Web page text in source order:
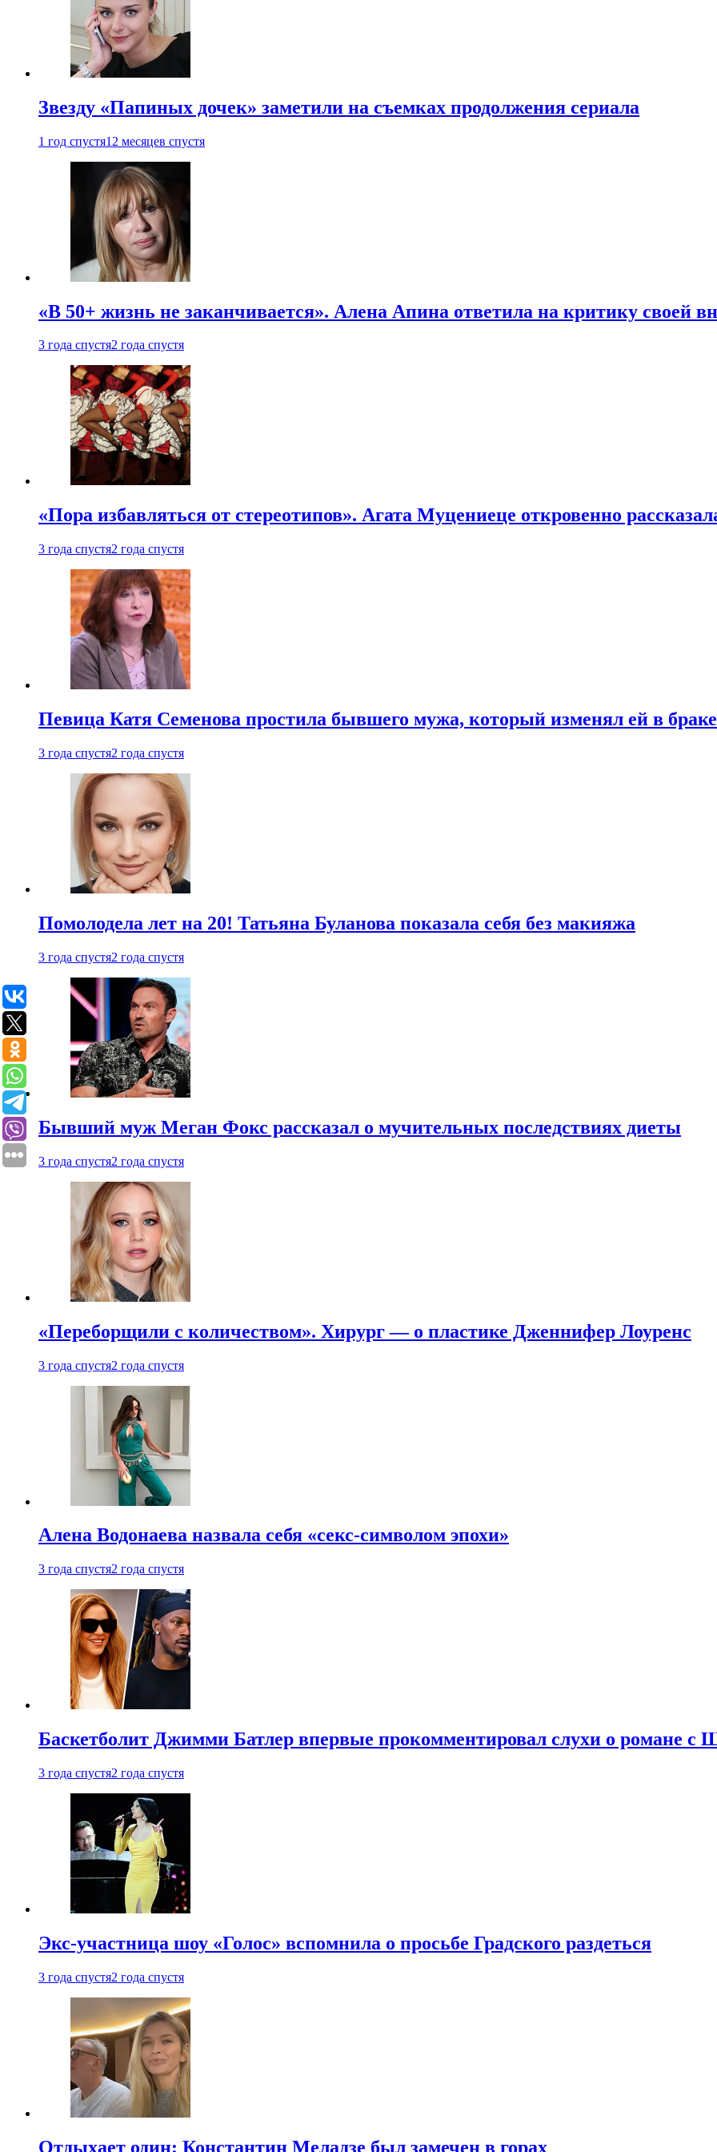
Звезду «Папиных дочек» заметили на съемках продолжения сериала
1 год спустя12 месяцев спустя
«В 50+ жизнь не заканчивается». Алена Апина ответила на критику своей
3 года спустя2 года спустя
«Пора избавляться от стереотипов». Агата Муцениеце откровенно
3 года спустя2 года спустя
Певица Катя Семенова простила бывшего мужа, который изменял ей в браке
3 года спустя2 года спустя
Помолодела лет на 20! Татьяна Буланова показала себя без макияжа
3 года спустя2 года спустя
Бывший муж Меган Фокс рассказал о мучительных последствиях диеты
3 года спустя2 года спустя
«Переборщили с количеством». Хирург — о пластике Дженнифер Лоуренс
3 года спустя2 года спустя
Алена Водонаева назвала себя «секс-символом эпохи»
3 года спустя2 года спустя
Баскетболит Джимми Батлер впервые прокомментировал слухи о романе с
3 года спустя2 года спустя
Экс-участница шоу «Голос» вспомнила о просьбе Градского раздеться
3 года спустя2 года спустя
Отдыхает один: Константин Меладзе был замечен в горах